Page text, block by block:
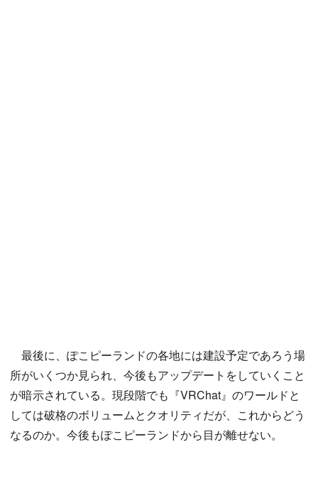
最後に、ぽこピーランドの各地には建設予定であろう場
所がいくつか見られ、今後もアップデートをしていくこと
が暗示されている。現段階でも『VRChat』のワールドと
しては破格のボリュームとクオリティだが、これからどう
なるのか。今後もぽこピーランドから目が離せない。